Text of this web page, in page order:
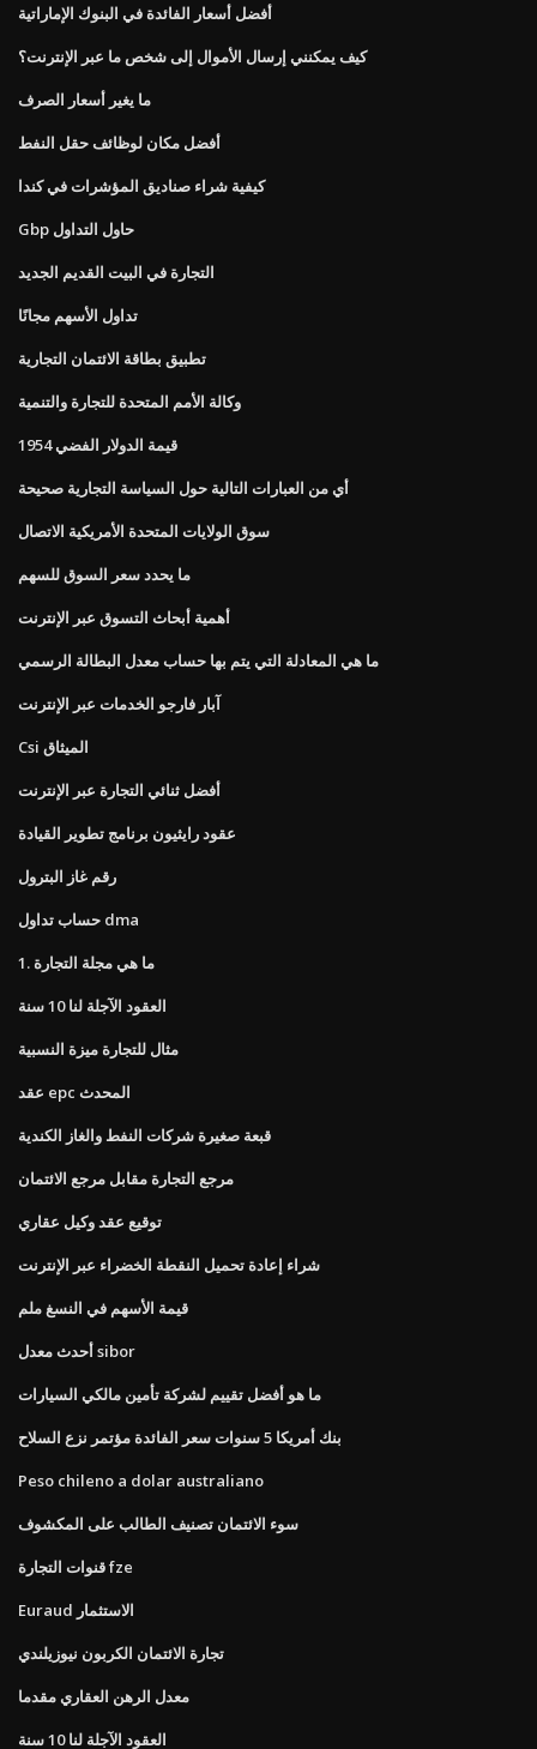
أفضل أسعار الفائدة في البنوك الإماراتية
كيف يمكنني إرسال الأموال إلى شخص ما عبر الإنترنت؟
ما يغير أسعار الصرف
أفضل مكان لوظائف حقل النفط
كيفية شراء صناديق المؤشرات في كندا
Gbp حاول التداول
التجارة في البيت القديم الجديد
تداول الأسهم مجانًا
تطبيق بطاقة الائتمان التجارية
وكالة الأمم المتحدة للتجارة والتنمية
قيمة الدولار الفضي 1954
أي من العبارات التالية حول السياسة التجارية صحيحة
سوق الولايات المتحدة الأمريكية الاتصال
ما يحدد سعر السوق للسهم
أهمية أبحاث التسوق عبر الإنترنت
ما هي المعادلة التي يتم بها حساب معدل البطالة الرسمي
آبار فارجو الخدمات عبر الإنترنت
Csi الميثاق
أفضل ثنائي التجارة عبر الإنترنت
عقود رايثيون برنامج تطوير القيادة
رقم غاز البترول
حساب تداول dma
1. ما هي مجلة التجارة
العقود الآجلة لنا 10 سنة
مثال للتجارة ميزة النسبية
عقد epc المحدث
قبعة صغيرة شركات النفط والغاز الكندية
مرجع التجارة مقابل مرجع الائتمان
توقيع عقد وكيل عقاري
شراء إعادة تحميل النقطة الخضراء عبر الإنترنت
قيمة الأسهم في النسغ ملم
أحدث معدل sibor
ما هو أفضل تقييم لشركة تأمين مالكي السيارات
بنك أمريكا 5 سنوات سعر الفائدة مؤتمر نزع السلاح
Peso chileno a dolar australiano
سوء الائتمان تصنيف الطالب على المكشوف
قنوات التجارة fze
Euraud الاستثمار
تجارة الائتمان الكربون نيوزيلندي
معدل الرهن العقاري مقدما
العقود الآجلة لنا 10 سنة